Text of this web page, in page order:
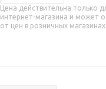
Цена действительна только
интернет-магазина и может
от цен в розничных магазинах